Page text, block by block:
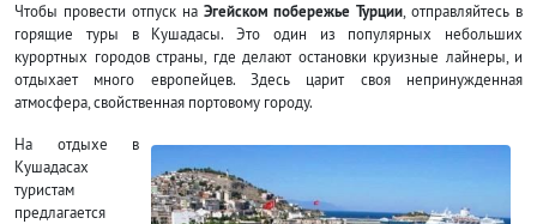
Чтобы провести отпуск на Эгейском побережье Турции , отправляйтесь в
горящие туры в Кушадасы. Это один из популярных небольших
курортных городов страны, где делают остановки круизные лайнеры, и
отдыхает много европейцев. Здесь царит своя непринужденная
атмосфера, свойственная портовому городу.
На отдыхе в
Кушадасах
туристам
предлагается